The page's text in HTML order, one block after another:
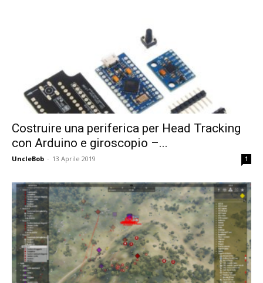
Costruire una periferica per Head Tracking
con Arduino e giroscopio –...
UncleBob - 13 Aprile 2019 1